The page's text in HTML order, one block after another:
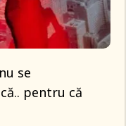
se
pentru că